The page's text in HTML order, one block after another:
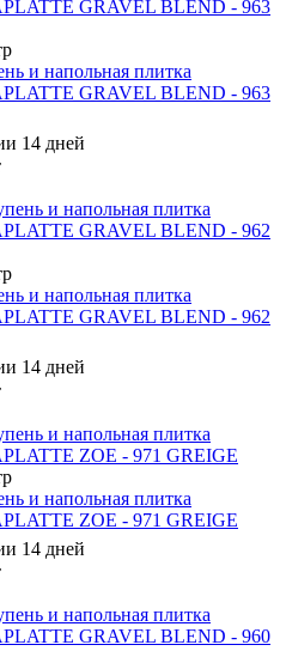
и напольная плитка
GRAVEL BLEND - 963
14 дней
и напольная плитка
GRAVEL BLEND - 962
14 дней
и напольная плитка
ZOE - 971 GREIGE
14 дней